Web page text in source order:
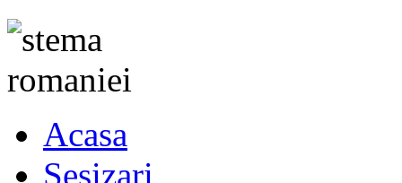
Acasa
Sesizari